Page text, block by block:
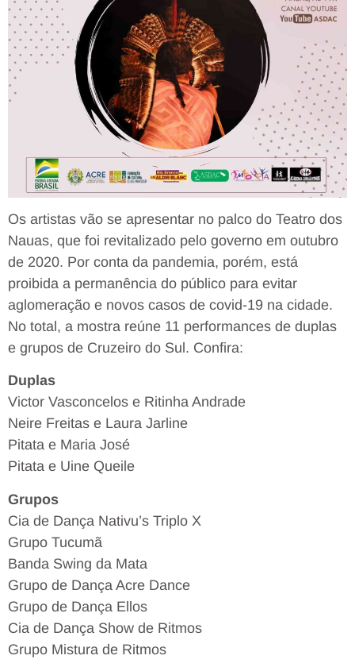
Os artistas vão se apresentar no palco do Teatro dos
Nauas, que foi revitalizado pelo governo em outubro
de 2020. Por conta da pandemia, porém, está
proibida a permanência do público para evitar
aglomeração e novos casos de covid-19 na cidade.
No total, a mostra reúne 11 performances de duplas
e grupos de Cruzeiro do Sul. Confira:
Duplas
Victor Vasconcelos e Ritinha Andrade
Neire Freitas e Laura Jarline
Pitata e Maria José
Pitata e Uine Queile
Grupos
Cia de Dança Nativu’s Triplo X
Grupo Tucumã
Banda Swing da Mata
Grupo de Dança Acre Dance
Grupo de Dança Ellos
Cia de Dança Show de Ritmos
Grupo Mistura de Ritmos